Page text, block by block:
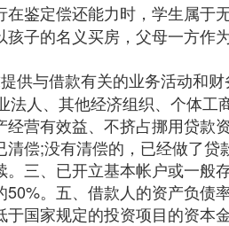
鉴定偿还能力时，学生属于
子的名义买房，父母一方作
供与借款有关的业务活动和财
法人、其他经济组织、个体工
营有效益、不挤占挪用贷款资
偿;没有清偿的，已经做了贷
三、已开立基本帐户或一般
。五、借款人的资产负债
国家规定的投资项目的资本